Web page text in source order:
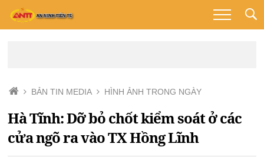
BẢN TIN MEDIA HÌNH ẢNH TRONG NGÀY
Hà Tĩnh: Dỡ bỏ chốt kiểm soát ở các
cửa ngõ ra vào TX Hồng Lĩnh